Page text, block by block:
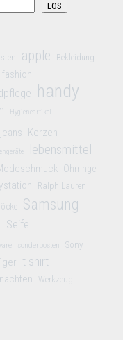
LOS
apple Bekleidung
fashion
handy
Hygieneartikel
jeans Kerzen
lebensmittel
Ohrringe
Ralph Lauren
Samsung
Seife
sonderposten Sony
t shirt
Werkzeug